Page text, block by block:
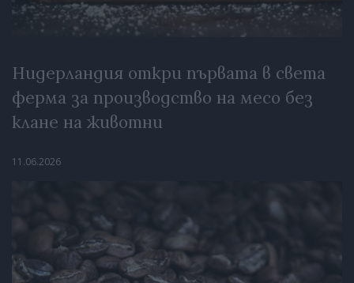
Нидерландия откри първата в света
ферма за производство на месо без
клане на животни
11.06.2026